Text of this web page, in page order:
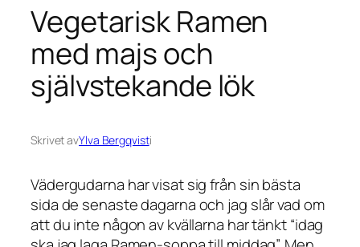
Vegetarisk Ramen
med majs och
självstekande lök
Skrivet avYlva Bergqvisti
Vädergudarna har visat sig från sin bästa
sida de senaste dagarna och jag slår vad om
att du inte någon av kvällarna har tänkt “idag